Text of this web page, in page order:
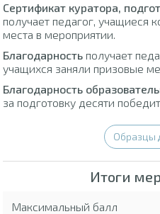
Сертификат куратора,
получает педагог, учащиеся
места в мероприятии.
Благодарность получает
учащихся заняли призовые
Благодарность
за подготовку десяти
Образцы
Итоги
Максимальный балл